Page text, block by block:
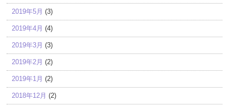
2019年5月 (3)
2019年4月 (4)
2019年3月 (3)
2019年2月 (2)
2019年1月 (2)
2018年12月 (2)